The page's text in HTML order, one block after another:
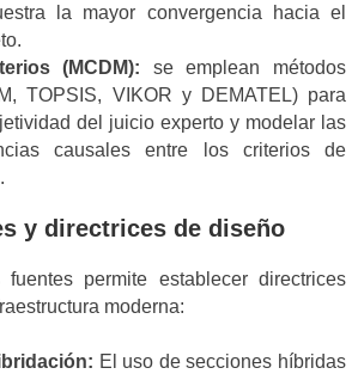
la mayor convergencia hacia el
(MCDM): se emplean métodos
TOPSIS, VIKOR y DEMATEL) para
del juicio experto y modelar las
causales entre los criterios de
y directrices de diseño
permite establecer directrices
moderna:
El uso de secciones híbridas